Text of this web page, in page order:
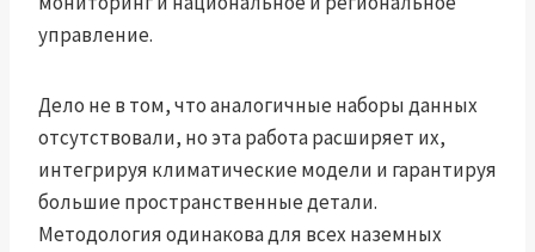
управление.
Дело не в том, что аналогичные наборы данных
отсутствовали, но эта работа расширяет их,
интегрируя климатические модели и гарантируя
большие пространственные детали.
Методология одинакова для всех наземных